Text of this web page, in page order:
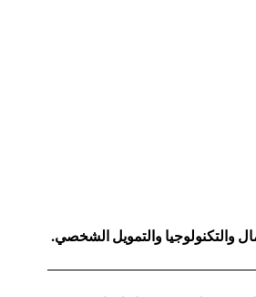
والتكنولوجيا والتمويل الشخصي.